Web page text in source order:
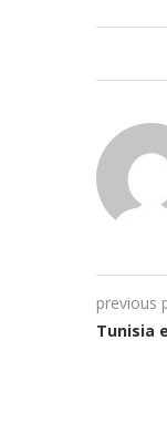
previous
Tunisia